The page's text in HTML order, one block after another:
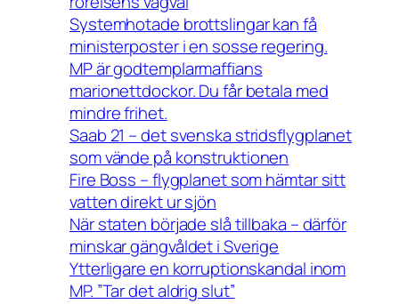
Systemhotade brottslingar kan få
ministerposter i en sosse regering.
MP är godtemplarmaffians
marionettdockor. Du får betala med
mindre frihet.
Saab 21 – det svenska stridsflygplanet
som vände på konstruktionen
Fire Boss – flygplanet som hämtar sitt
vatten direkt ur sjön
När staten började slå tillbaka – därför
minskar gängvåldet i Sverige
Ytterligare en korruptionskandal inom
MP. ”Tar det aldrig slut”